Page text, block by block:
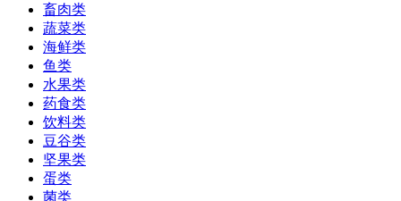
畜肉类
蔬菜类
海鲜类
鱼类
水果类
药食类
饮料类
豆谷类
坚果类
蛋类
菌类